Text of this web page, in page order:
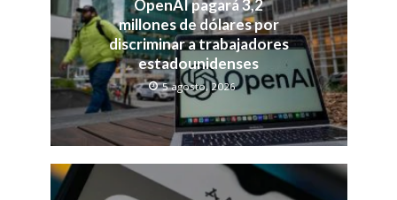
OpenAI pagará 3,2
millones de dólares por
discriminar a trabajadores
estadounidenses
5 agosto, 2026